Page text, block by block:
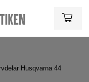
Husqvarna 44